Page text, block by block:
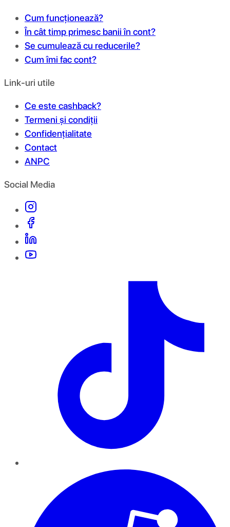
Cum funcționează?
În cât timp primesc banii în cont?
Se cumulează cu reducerile?
Cum îmi fac cont?
Link-uri utile
Ce este cashback?
Termeni și condiții
Confidențialitate
Contact
ANPC
Social Media